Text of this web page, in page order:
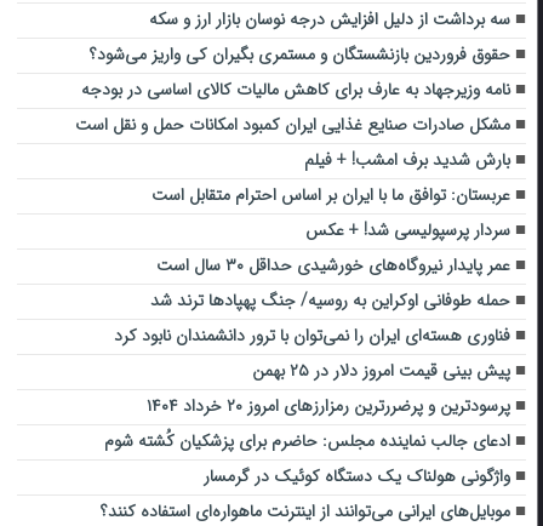
سه برداشت از دلیل افزایش درجه نوسان بازار ارز و سکه
حقوق فروردین بازنشستگان و مستمری بگیران کی واریز می‌شود؟
نامه وزیرجهاد به عارف برای کاهش مالیات کالای اساسی در بودجه
مشکل صادرات صنایع غذایی ایران کمبود امکانات حمل و نقل است
بارش شدید برف امشب! + فیلم
عربستان: توافق ما با ایران بر اساس احترام متقابل است
سردار پرسپولیسی شد! + عکس
عمر پایدار نیروگاه‌های خورشیدی حداقل ۳۰ سال است
حمله طوفانی اوکراین به روسیه/ جنگ پهپادها ترند شد
فناوری هسته‌ای ایران را نمی‌توان با ترور دانشمندان نابود کرد
پیش بینی قیمت امروز دلار در ۲۵ بهمن
پرسودترین و پرضررترین رمزارزهای امروز ۲۰ خرداد ۱۴۰۴
ادعای جالب نماینده مجلس: حاضرم برای پزشکیان کُشته شوم
واژگونی هولناک یک دستگاه کوئیک در گرمسار
موبایل‌های ایرانی می‌توانند از اینترنت ماهواره‌ای استفاده کنند؟